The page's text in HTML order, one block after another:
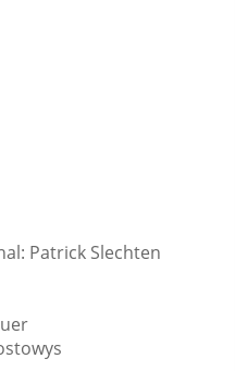
Patrick Slechten